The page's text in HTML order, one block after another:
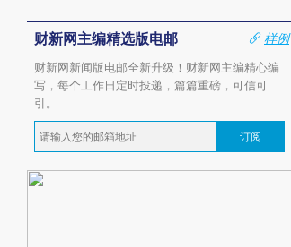
财新网主编精选版电邮
样例
财新网新闻版电邮全新升级！财新网主编精心编
写，每个工作日定时投递，篇篇重磅，可信可
引。
订阅